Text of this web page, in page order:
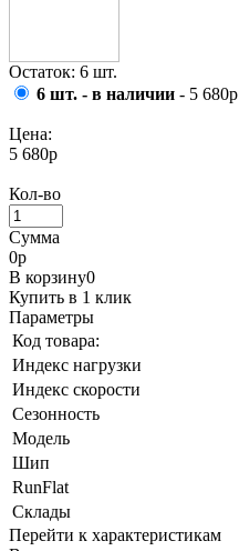
Остаток: 6 шт.
6 шт. - в наличии - 5 680р
Цена:
5 680р
Кол-во
Сумма
0р
В корзину0
Купить в 1 клик
Параметры
Код товара:
Индекс нагрузки
Индекс скорости
Сезонность
Модель
Шип
RunFlat
Склады
Перейти к характеристикам